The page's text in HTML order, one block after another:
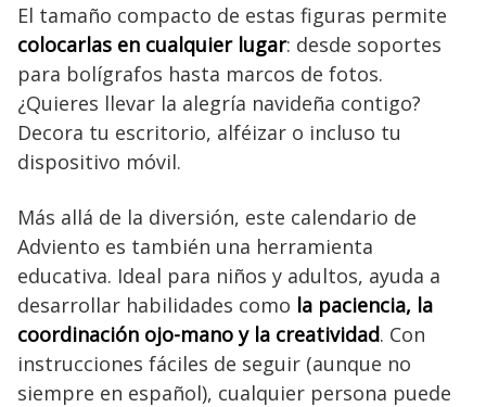
El tamaño compacto de estas figuras permite
colocarlas en cualquier lugar: desde soportes
para bolígrafos hasta marcos de fotos.
¿Quieres llevar la alegría navideña contigo?
Decora tu escritorio, alféizar o incluso tu
dispositivo móvil.
Más allá de la diversión, este calendario de
Adviento es también una herramienta
educativa. Ideal para niños y adultos, ayuda a
desarrollar habilidades como la paciencia, la
coordinación ojo-mano y la creatividad. Con
instrucciones fáciles de seguir (aunque no
siempre en español), cualquier persona puede